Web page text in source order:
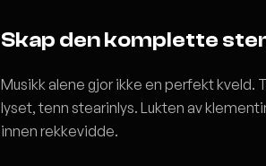
Skap den komplette
Musikk alene gjor ikke en perfekt kveld.
lyset, tenn stearinlys. Lukten av
innen rekkevidde.